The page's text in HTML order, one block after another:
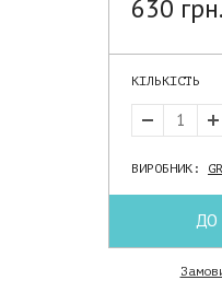
630 грн.
КІЛЬКІСТЬ
ВИРОБНИК: